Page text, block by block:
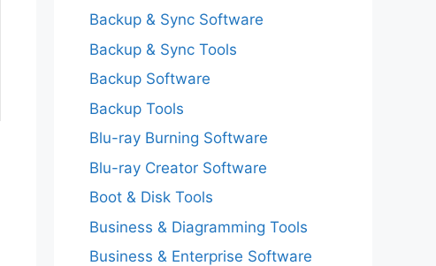
Backup & Sync Software
Backup & Sync Tools
Backup Software
Backup Tools
Blu-ray Burning Software
Blu-ray Creator Software
Boot & Disk Tools
Business & Diagramming Tools
Business & Enterprise Software